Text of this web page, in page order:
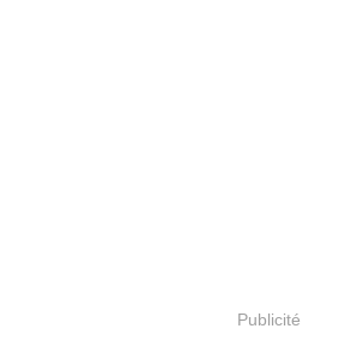
Publicité